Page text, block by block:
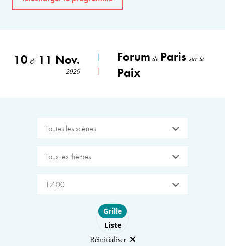
10 &11 Nov.
2026
Forum de Parissur la
Paix
Toutes les scènes
Tous les thèmes
17:00
Choose layout
Grille
Liste
Réinitialiser